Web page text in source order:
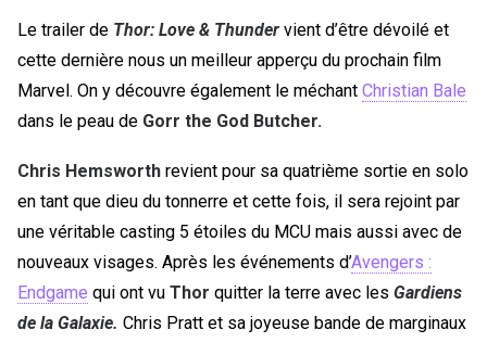
Le trailer de Thor: Love & Thunder vient d’être dévoilé et
cette dernière nous un meilleur apperçu du prochain film
Marvel. On y découvre également le méchant Christian Bale
dans le peau de Gorr the God Butcher.
Chris Hemsworth revient pour sa quatrième sortie en solo
en tant que dieu du tonnerre et cette fois, il sera rejoint par
une véritable casting 5 étoiles du MCU mais aussi avec de
nouveaux visages. Après les événements d’Avengers :
Endgame qui ont vu Thor quitter la terre avec les Gardiens
de la Galaxie. Chris Pratt et sa joyeuse bande de marginaux